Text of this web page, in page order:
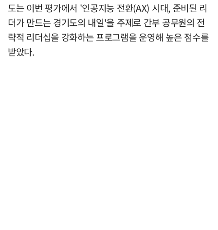
도는 이번 평가에서 '인공지능 전환(AX) 시대, 준비된 리
더가 만드는 경기도의 내일'을 주제로 간부 공무원의 전
략적 리더십을 강화하는 프로그램을 운영해 높은 점수를
받았다.